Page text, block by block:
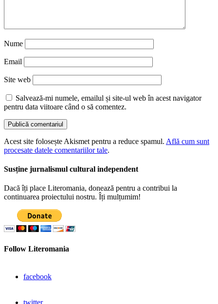
Nume
Email
Site web
Salvează-mi numele, emailul și site-ul web în acest navigator
pentru data viitoare când o să comentez.
Acest site folosește Akismet pentru a reduce spamul. Află cum sunt
procesate datele comentariilor tale.
Susține jurnalismul cultural independent
Dacă îți place Literomania, donează pentru a contribui la
continuarea proiectului nostru. Îți mulțumim!
Follow Literomania
facebook
twitter